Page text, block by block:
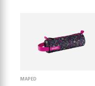
MAPED